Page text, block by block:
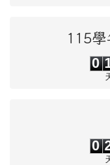
115
0
0
0